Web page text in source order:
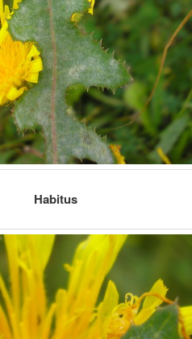
Habitus